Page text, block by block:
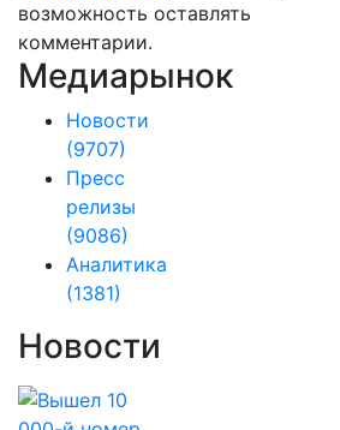
возможность оставлять
комментарии.
Медиарынок
Новости
(9707)
Пресс
релизы
(9086)
Аналитика
(1381)
Новости